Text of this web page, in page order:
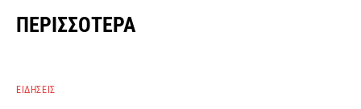
ΠΕΡΙΣΣΌΤΕΡΑ
ΕΙΔΉΣΕΙΣ